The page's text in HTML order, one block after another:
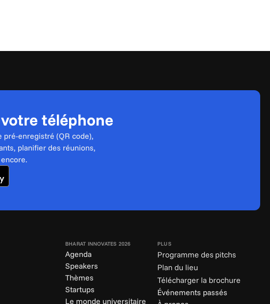
téléphone
pré-enregistré (QR code),
planifier des réunions,
BHARAT INNOVATES 2026
Agenda
Speakers
Thèmes
Startups
Le monde universitaire
PLUS
Programme des pitchs
Plan du lieu
Télécharger la brochure
Événements passés